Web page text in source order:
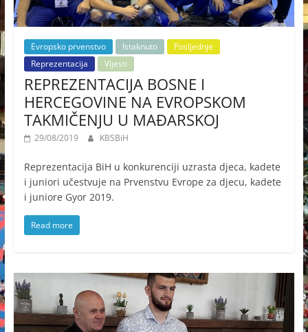
Evropsko prvenstvo Istaknuto
Posljednje
Reprezentacija
Vijesti
REPREZENTACIJA BOSNE I
HERCEGOVINE NA EVROPSKOM
TAKMIČENJU U MAĐARSKOJ
29/08/2019 KBSBiH
Reprezentacija BiH u konkurenciji uzrasta djeca, kadete
i juniori učestvuje na Prvenstvu Evrope za djecu, kadete
i juniore Gyor 2019.
Read more